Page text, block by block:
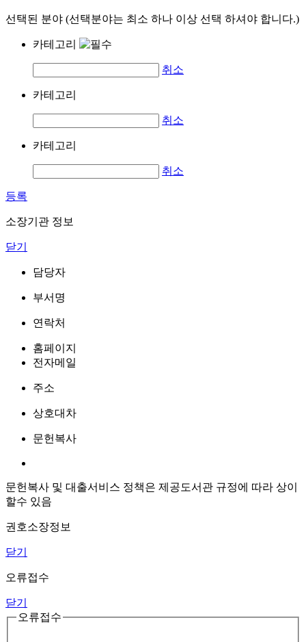
선택된 분야 (선택분야는 최소 하나 이상 선택 하셔야 합니다.)
카테고리
취소
카테고리
취소
카테고리
취소
등록
소장기관 정보
닫기
담당자
부서명
연락처
홈페이지
전자메일
주소
상호대차
문헌복사
문헌복사 및 대출서비스 정책은 제공도서관 규정에 따라 상이
할수 있음
권호소장정보
닫기
오류접수
닫기
오류접수